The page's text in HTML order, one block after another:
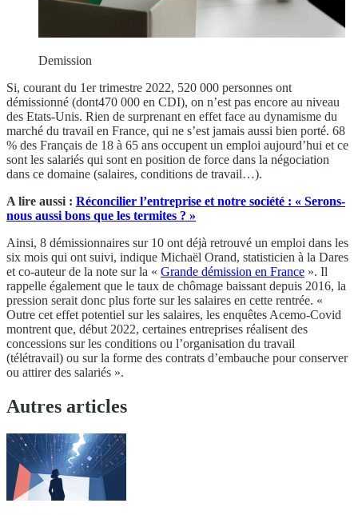
Demission
Si, courant du 1er trimestre 2022, 520 000 personnes ont
démissionné (dont470 000 en CDI), on n’est pas encore au niveau
des Etats-Unis. Rien de surprenant en effet face au dynamisme du
marché du travail en France, qui ne s’est jamais aussi bien porté. 68
% des Français de 18 à 65 ans occupent un emploi aujourd’hui et ce
sont les salariés qui sont en position de force dans la négociation
dans ce domaine (salaires, conditions de travail…).
A lire aussi : Réconcilier l’entreprise et notre société : « Serons-
nous aussi bons que les termites ? »
Ainsi, 8 démissionnaires sur 10 ont déjà retrouvé un emploi dans les
six mois qui ont suivi, indique Michaël Orand, statisticien à la Dares
et co-auteur de la note sur la « Grande démission en France ». Il
rappelle également que le taux de chômage baissant depuis 2016, la
pression serait donc plus forte sur les salaires en cette rentrée. «
Outre cet effet potentiel sur les salaires, les enquêtes Acemo-Covid
montrent que, début 2022, certaines entreprises réalisent des
concessions sur les conditions ou l’organisation du travail
(télétravail) ou sur la forme des contrats d’embauche pour conserver
ou attirer des salariés ».
Autres articles